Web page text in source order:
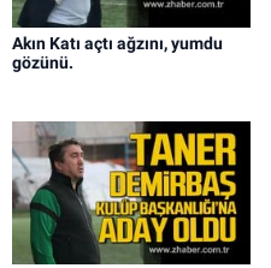
Akın Katı açtı ağzını, yumdu
gözünü.